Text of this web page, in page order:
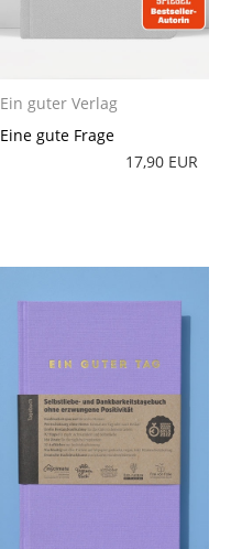
Ein guter Verlag
Eine gute Frage
17,90 EUR